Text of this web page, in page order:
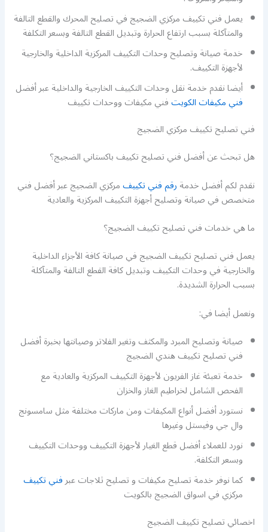
يعمل فني تكييف مركزي الضجيج في تصليح المحرك والقطع التالفة
والمتآكلة بسبب ارتفاع الحرارة وتبديل القطع التالفة وبسعر التكلفة
خدمة صيانة وتصليح وحدات التكييف المركزية الداخلية والخارجية
لأجهزة التكييف.
أيضا نقدم خدمة نقل وحدات التكييف الخارجية والداخلية عبر أفضل
فني مكيفات الكويتفني مكيفات ووحدات تكييف
فني تصليح تكييف مركزي الضجيج
هل تبحث عن أفضل فني تصليح تكييف باكستاني الضجيج؟
نقدم لكم أفضل خدمةرقم فني تكييفمركزي الضجيج عبر أفضل فني
متخصص في صيانة وتصليح أجهزة التكييف المركزية والعادية
ما هي خدمات فني تصليح تكييف الضجيج؟
يعمل فني تصليح تكييف الضجيج في صيانة كافة الأجزاء الداخلية
والخارجية في وحدات التكييف وتبديل كافة القطع التالفة والمتآكلة
بسبب الحرارة الشديدة.
ونعمل أيضا في:
صيانة وتصليح المبرد والمكثف وتغير الفلاتر وصيانتها بخبرة أفضل
فني تصليح تكييف هندي الضجيج
خدمة تعبئة غاز الفريون لأجهزة التكييف المركزية والعادية مع
الفحص الشامل لخراطيم الغاز والخزان
نستورد أفضل أنواع المكيفات ومن ماركات مختلفة مثل سامسونج
وال جي وفيستل وغيرها
نورد للعملاء أفضل قطع الغيار لأجهزة التكييف ووحدات التكييف
وبسعر التكلفة.
كما نوفر خدمة تصليح مكيفات و تصليح ثلاجات عبرفني تكييف
مركزي في اسواق الضجيج بالكويت
اخصائي تصليح تكييف الضجيج